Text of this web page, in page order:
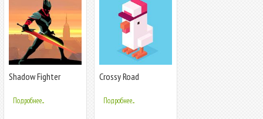
Shadow Fighter
Подробнее...
Crossy Road
Подробнее...